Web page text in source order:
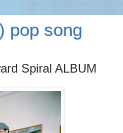
pop song
Spiral ALBUM